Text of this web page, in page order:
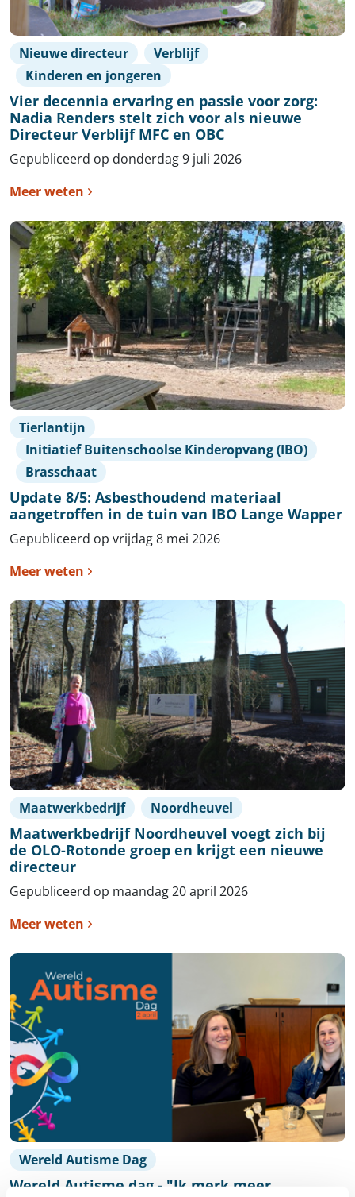
Nieuwe directeur
Verblijf
Kinderen en jongeren
Vier decennia ervaring en passie voor zorg:
Nadia Renders stelt zich voor als nieuwe
Directeur Verblijf MFC en OBC
Gepubliceerd op donderdag 9 juli 2026
Meer weten
Tierlantijn
Initiatief Buitenschoolse Kinderopvang (IBO)
Brasschaat
Update 8/5: Asbesthoudend materiaal
aangetroffen in de tuin van IBO Lange Wapper
Gepubliceerd op vrijdag 8 mei 2026
Meer weten
Maatwerkbedrijf Noordheuvel
Maatwerkbedrijf Noordheuvel voegt zich bij
de OLO-Rotonde groep en krijgt een nieuwe
directeur
Gepubliceerd op maandag 20 april 2026
Meer weten
Wereld Autisme Dag
Wereld Autisme dag - "Ik merk meer